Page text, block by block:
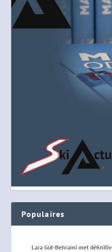
Populaires
Lara Gut-Behrami met